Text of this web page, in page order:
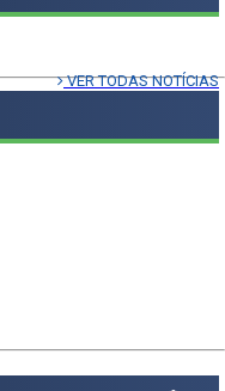
VER TODAS NOTÍCIAS